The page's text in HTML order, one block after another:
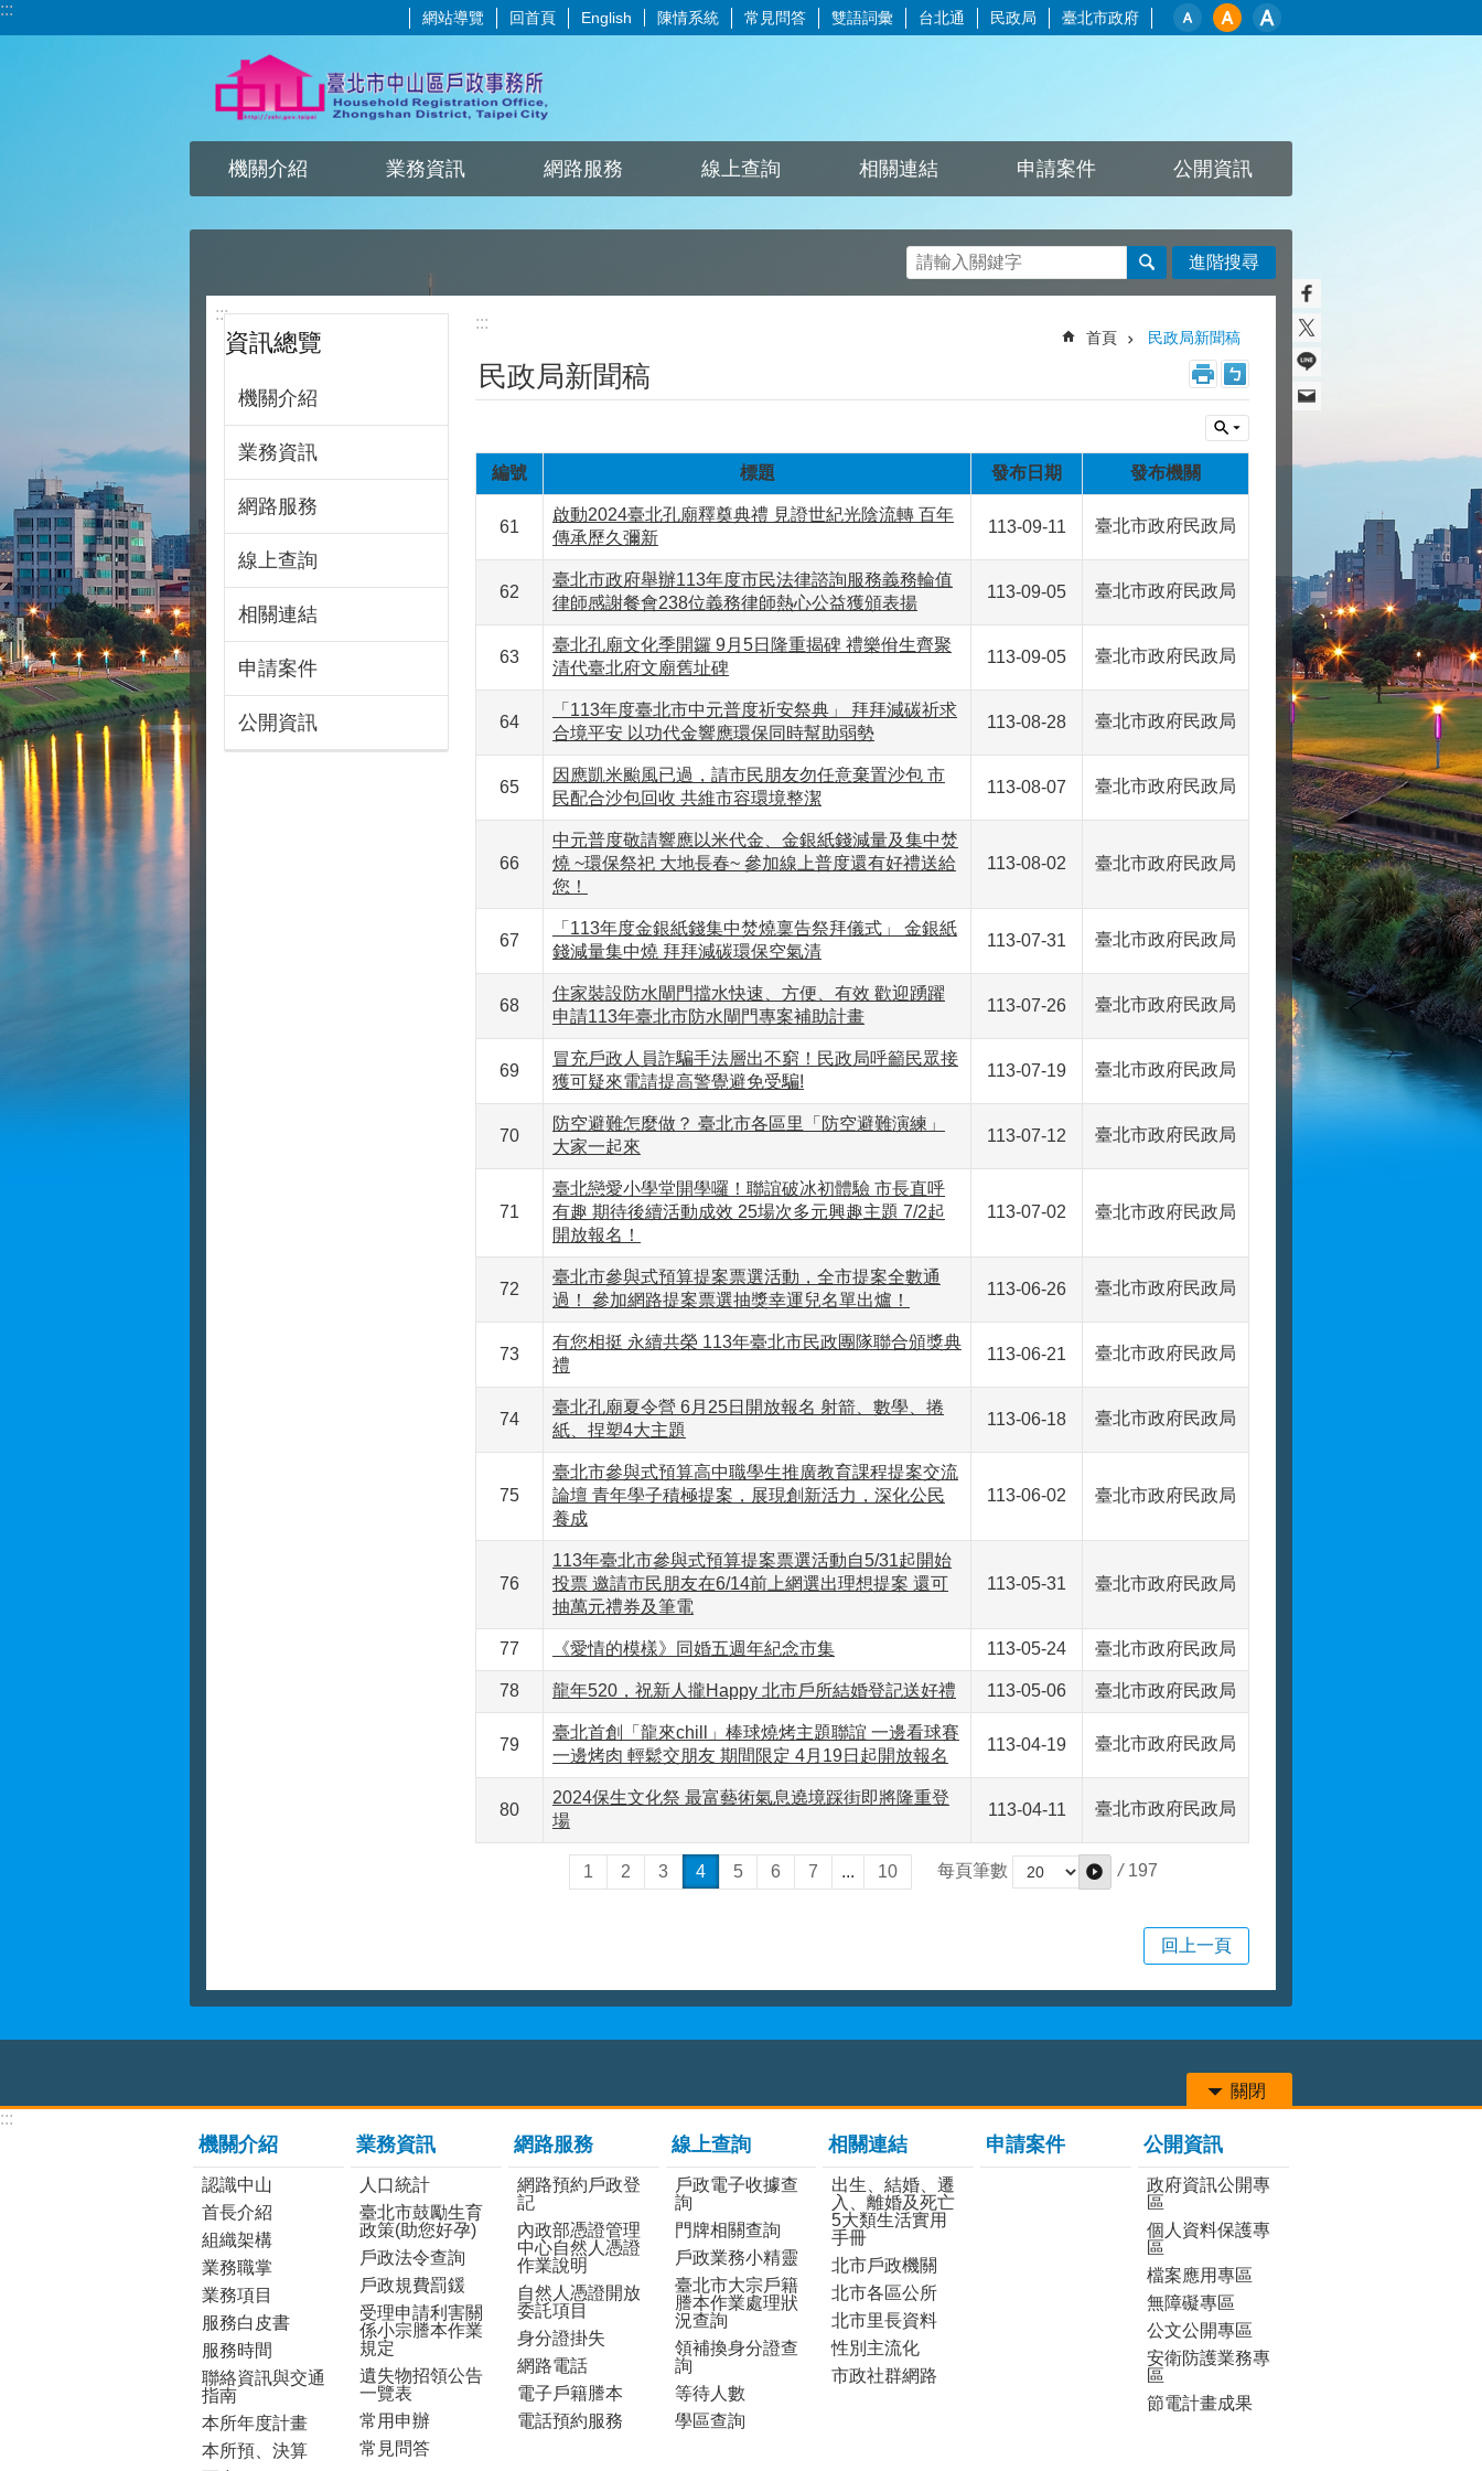
跳到主要內容區塊
::: 網站導覽 回首頁 English 陳情系統 常見問答 雙語詞彙 台北通 民政局 臺北市政府
機關介紹 業務資訊 網路服務 線上查詢 相關連結 申請案件 公開資訊
進階搜尋
:::
資訊總覽
機關介紹
業務資訊
網路服務
線上查詢
相關連結
申請案件
公開資訊
:::
首頁 民政局新聞稿
民政局新聞稿
編號 標題 發布日期 發布機關
61
啟動2024臺北孔廟釋奠典禮 見證世紀光陰流轉 百年
傳承歷久彌新
113-09-11 臺北市政府民政局
62
臺北市政府舉辦113年度市民法律諮詢服務義務輪值
律師感謝餐會238位義務律師熱心公益獲頒表揚
113-09-05 臺北市政府民政局
63
臺北孔廟文化季開鑼 9月5日隆重揭碑 禮樂佾生齊聚
清代臺北府文廟舊址碑
113-09-05 臺北市政府民政局
64
「113年度臺北市中元普度祈安祭典」 拜拜減碳祈求
合境平安 以功代金響應環保同時幫助弱勢
113-08-28 臺北市政府民政局
65
因應凱米颱風已過，請市民朋友勿任意棄置沙包 市
民配合沙包回收 共維市容環境整潔
113-08-07 臺北市政府民政局
66
中元普度敬請響應以米代金、金銀紙錢減量及集中焚
燒 ~環保祭祀 大地長春~ 參加線上普度還有好禮送給
您！
113-08-02 臺北市政府民政局
67
「113年度金銀紙錢集中焚燒稟告祭拜儀式」 金銀紙
錢減量集中燒 拜拜減碳環保空氣清
113-07-31 臺北市政府民政局
68
住家裝設防水閘門擋水快速、方便、有效 歡迎踴躍
申請113年臺北市防水閘門專案補助計畫
113-07-26 臺北市政府民政局
69
冒充戶政人員詐騙手法層出不窮！民政局呼籲民眾接
獲可疑來電請提高警覺避免受騙!
113-07-19 臺北市政府民政局
70
防空避難怎麼做？ 臺北市各區里「防空避難演練」
大家一起來
113-07-12 臺北市政府民政局
71
臺北戀愛小學堂開學囉！聯誼破冰初體驗 市長直呼
有趣 期待後續活動成效 25場次多元興趣主題 7/2起
開放報名！
113-07-02 臺北市政府民政局
72
臺北市參與式預算提案票選活動，全市提案全數通
過！ 參加網路提案票選抽獎幸運兒名單出爐！
113-06-26 臺北市政府民政局
73
有您相挺 永續共榮 113年臺北市民政團隊聯合頒獎典
禮
113-06-21 臺北市政府民政局
74
臺北孔廟夏令營 6月25日開放報名 射箭、數學、捲
紙、捏塑4大主題
113-06-18 臺北市政府民政局
75
臺北市參與式預算高中職學生推廣教育課程提案交流
論壇 青年學子積極提案，展現創新活力，深化公民
養成
113-06-02 臺北市政府民政局
76
113年臺北市參與式預算提案票選活動自5/31起開始
投票 邀請市民朋友在6/14前上網選出理想提案 還可
抽萬元禮券及筆電
113-05-31 臺北市政府民政局
77 《愛情的模樣》同婚五週年紀念市集 113-05-24 臺北市政府民政局
78 龍年520，祝新人攏Happy 北市戶所結婚登記送好禮 113-05-06 臺北市政府民政局
79
臺北首創「龍來chill」棒球燒烤主題聯誼 一邊看球賽
一邊烤肉 輕鬆交朋友 期間限定 4月19日起開放報名
113-04-19 臺北市政府民政局
80
2024保生文化祭 最富藝術氣息遶境踩街即將隆重登
場
113-04-11 臺北市政府民政局
1 2 3 4 5 6 7 ... 10 每頁筆數 / 197
回上一頁
關閉
:::
機關介紹
認識中山
首長介紹
組織架構
業務職掌
業務項目
服務白皮書
服務時間
聯絡資訊與交通
指南
本所年度計畫
本所預、決算
業務資訊
人口統計
臺北市鼓勵生育
政策(助您好孕)
戶政法令查詢
戶政規費罰鍰
受理申請利害關
係小宗謄本作業
規定
遺失物招領公告
一覽表
常用申辦
常見問答
網路服務
網路預約戶政登
記
內政部憑證管理
中心自然人憑證
作業說明
自然人憑證開放
委託項目
身分證掛失
網路電話
電子戶籍謄本
電話預約服務
線上查詢
戶政電子收據查
詢
門牌相關查詢
戶政業務小精靈
臺北市大宗戶籍
謄本作業處理狀
況查詢
領補換身分證查
詢
等待人數
學區查詢
相關連結
出生、結婚、遷
入、離婚及死亡
5大類生活實用
手冊
北市戶政機關
北市各區公所
北市里長資料
性別主流化
市政社群網路
申請案件 公開資訊
政府資訊公開專
區
個人資料保護專
區
檔案應用專區
無障礙專區
公文公開專區
安衛防護業務專
區
節電計畫成果